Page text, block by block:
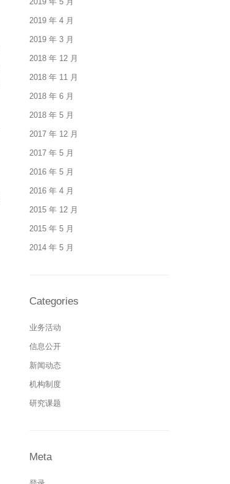
2019 年 4 月
2019 年 3 月
2018 年 12 月
2018 年 11 月
2018 年 6 月
2018 年 5 月
2017 年 12 月
2017 年 5 月
2016 年 5 月
2016 年 4 月
2015 年 12 月
2015 年 5 月
2014 年 5 月
Categories
业务活动
信息公开
新闻动态
机构制度
研究课题
Meta